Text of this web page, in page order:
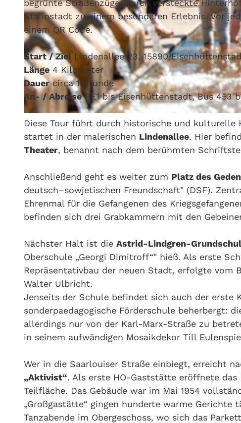
begrünte Straßenzüge, durch versteckte
Stalinstadt zu einem besonderen Erlebnis. Vor
einem QR Code.
Start / Ziel Lindenallee 23, 15890
Länge4 Kilometer
Dauercirca 1 Stunde
An- / AbreiseRE1 bis Eisenhüttenstadt, Bus 453
Diese Tour führt durch historische und kulturelle
startet in der malerischen Lindenallee. Hier
Theater, benannt nach dem berühmten
Anschließend geht es weiter zum Platz des
deutsch–sowjetischen Freundschaft" (DSF).
Ehrenmal für die Gefangenen des
befinden sich drei Grabkammern mit den
Nächster Halt ist die Astrid-Lindgren-
Oberschule „Georgi Dimitroff“" hieß. Als erste
Repräsentativbau der neuen Stadt, erfolgte vom
Walter Ulbricht.
Jenseits der Schule befindet sich auch der erste
sonderpaedagogische Förderschule beherbergt:
allerdings nur von der Karl-Marx-Straße zu
in seinem aufwändigen Mosaikdekor Till
Wer in die Saarlouiser Straße einbiegt, erreicht
„Aktivist“. Als erste HO-Gaststätte eröffnete das
Teilfläche. Das Gebäude war im Mai 1954
„Großgastätte“ gingen hunderte warme Gerichte
Tanzabende im Obergeschoss, wo sich das